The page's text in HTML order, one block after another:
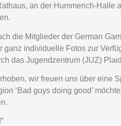
an der Hummerich-Halle
die Mitglieder der German
ganz individuelle Fotos zur
das Jugendzentrum (JUZ)
wir freuen uns über eine
‘Bad guys doing good’
!”